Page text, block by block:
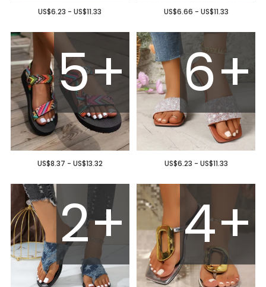
US$6.23 - US$11.33 US$6.66 - US$11.33
5+
US$8.37 - US$13.32
6+
US$6.23 - US$11.33
2+ 4+